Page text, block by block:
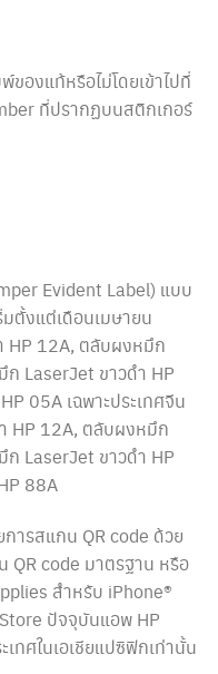
องแท้หรือไม่โดยเข้าไปที่
ที่ปรากฏบนสติกเกอร์
Evident Label) แบบ
มตั้งแต่เดือนเมษายน
HP 12A, ตลับผงหมึก
LaserJet ขาวดำ HP
05A เฉพาะประเทศจีน
HP 12A, ตลับผงหมึก
LaserJet ขาวดำ HP
88A
ารสแกน QR code ด้วย
QR code มาตรฐาน หรือ
สำหรับ iPhone®
ปัจจุบันแอพ HP
เทศในเอเชียแปซิฟิกเท่านั้น